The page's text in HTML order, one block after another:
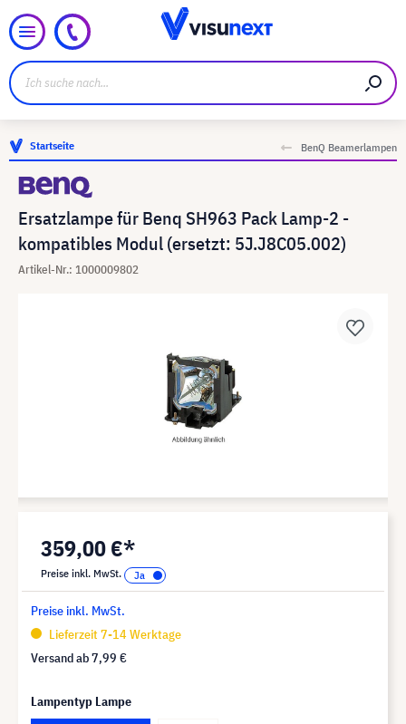
Startseite BenQ Beamerlampen
Ersatzlampe für Benq SH963 Pack Lamp-2 -
kompatibles Modul (ersetzt: 5J.J8C05.002)
Artikel-Nr.: 1000009802
359,00 €*
Preise inkl. MwSt.
Preise inkl. MwSt.
Lieferzeit 7-14 Werktage
Versand ab7,99 €
Lampentyp Lampe